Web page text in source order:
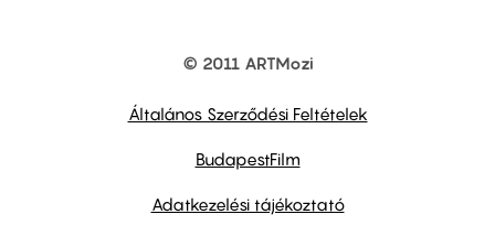
© 2011 ARTMozi
Általános Szerződési Feltételek
BudapestFilm
Adatkezelési tájékoztató